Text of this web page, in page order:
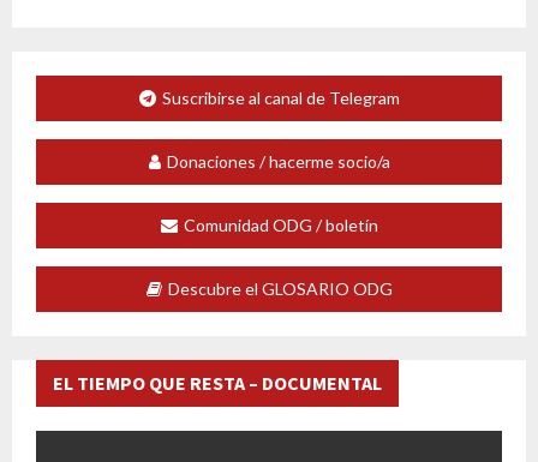
Suscribirse al canal de Telegram
Donaciones / hacerme socio/a
Comunidad ODG / boletín
Descubre el GLOSARIO ODG
EL TIEMPO QUE RESTA – DOCUMENTAL